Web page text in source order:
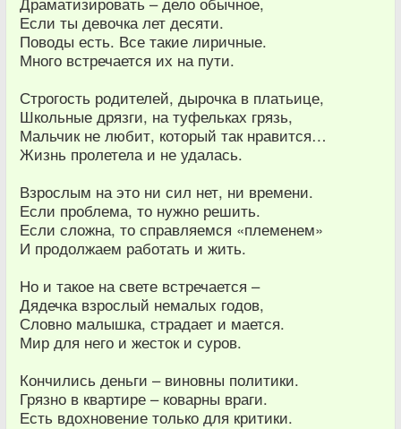
Если ты девочка лет десяти.
Поводы есть. Все такие лиричные.
Много встречается их на пути.
Строгость родителей, дырочка в платьице,
Школьные дрязги, на туфельках грязь,
Мальчик не любит, который так нравится…
Жизнь пролетела и не удалась.
Взрослым на это ни сил нет, ни времени.
Если проблема, то нужно решить.
Если сложна, то справляемся «племенем»
И продолжаем работать и жить.
Но и такое на свете встречается –
Дядечка взрослый немалых годов,
Словно малышка, страдает и мается.
Мир для него и жесток и суров.
Кончились деньги – виновны политики.
Грязно в квартире – коварны враги.
Есть вдохновение только для критики.